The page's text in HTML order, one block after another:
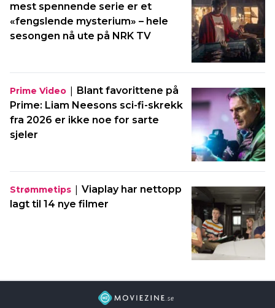
mest spennende serie er et
«fengslende mysterium» – hele
sesongen nå ute på NRK TV
Prime Video | Blant favorittene på
Prime: Liam Neesons sci-fi-skrekk
fra 2026 er ikke noe for sarte
sjeler
Strømmetips | Viaplay har nettopp
lagt til 14 nye filmer